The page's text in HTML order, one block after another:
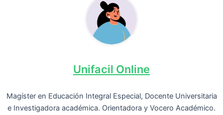
Unifacil Online
Magíster en Educación Integral Especial, Docente Universitaria
e Investigadora académica. Orientadora y Vocero Académico.